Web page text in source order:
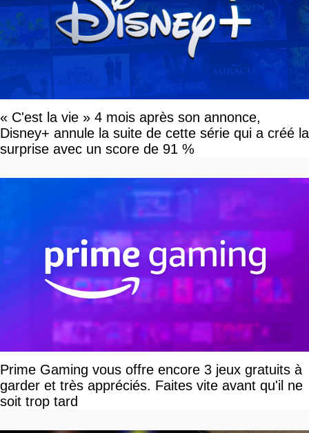
« C'est la vie » 4 mois après son annonce,
Disney+ annule la suite de cette série qui a créé la
surprise avec un score de 91 %
Prime Gaming vous offre encore 3 jeux gratuits à
garder et très appréciés. Faites vite avant qu'il ne
soit trop tard